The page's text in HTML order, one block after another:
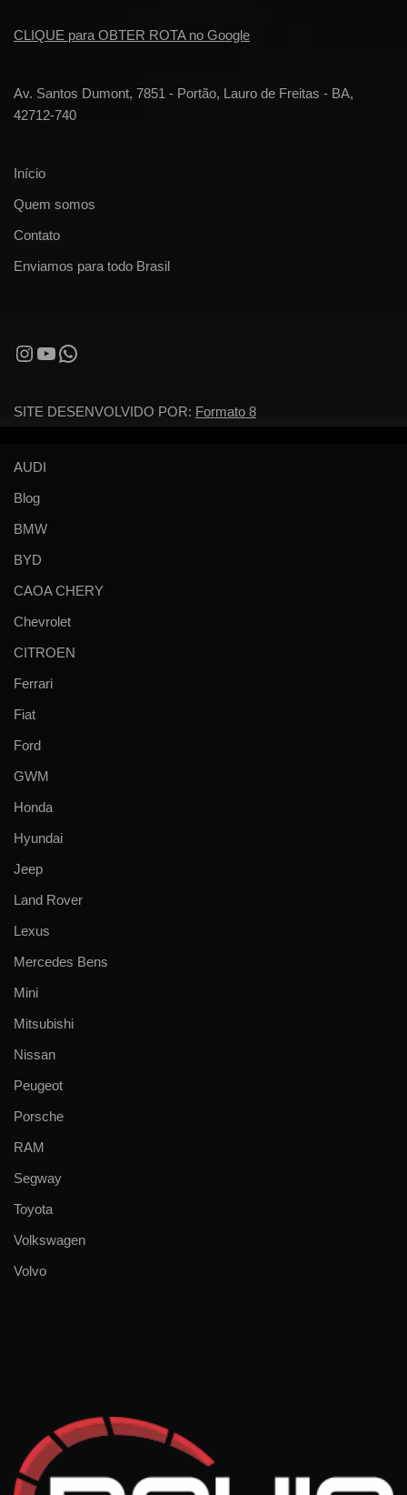
CLIQUE para OBTER ROTA no Google
Av. Santos Dumont, 7851 - Portão, Lauro de Freitas - BA,
42712-740
Início
Quem somos
Contato
Enviamos para todo Brasil
SITE DESENVOLVIDO POR: Formato 8
AUDI
Blog
BMW
BYD
CAOA CHERY
Chevrolet
CITROEN
Ferrari
Fiat
Ford
GWM
Honda
Hyundai
Jeep
Land Rover
Lexus
Mercedes Bens
Mini
Mitsubishi
Nissan
Peugeot
Porsche
RAM
Segway
Toyota
Volkswagen
Volvo